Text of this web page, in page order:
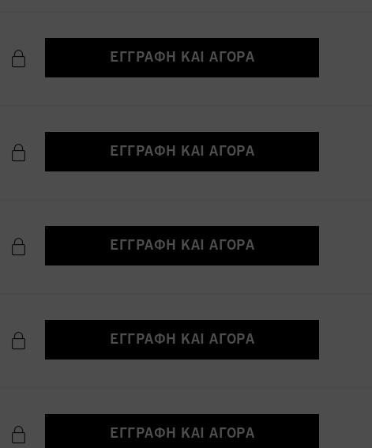
ΕΓΓΡΑΦΉ ΚΑΙ ΑΓΟΡΆ
ΕΓΓΡΑΦΉ ΚΑΙ ΑΓΟΡΆ
ΕΓΓΡΑΦΉ ΚΑΙ ΑΓΟΡΆ
ΕΓΓΡΑΦΉ ΚΑΙ ΑΓΟΡΆ
ΕΓΓΡΑΦΉ ΚΑΙ ΑΓΟΡΆ